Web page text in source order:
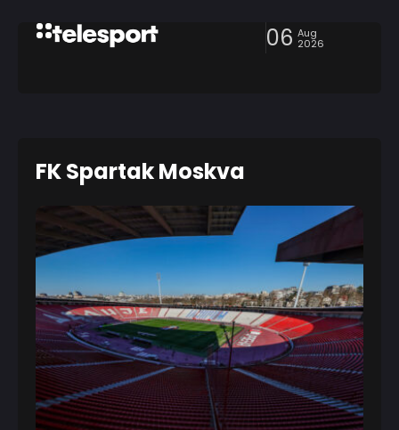
06 Aug
2026
FK Spartak Moskva